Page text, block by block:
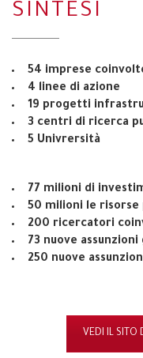
SINTESI
54 imprese
4 linee di azione
19 progetti
3 centri di ricerca
5 Univrersità
77 milioni di
50 milioni le
200 ricercatori
73 nuove
250 nuove
VEDI IL SITO